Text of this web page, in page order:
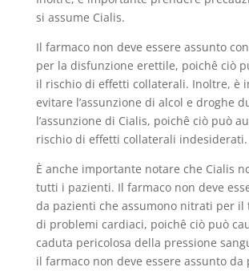
si assume Cialis.
Il farmaco non deve essere assunto
per la disfunzione erettile, poichê ciò
il rischio di effetti collaterali. Inoltre, è
evitare l’assunzione di alcol e droghe
l’assunzione di Cialis, poichê ciò può
rischio di effetti collaterali indesiderati.
È anche importante notare che Cialis
tutti i pazienti. Il farmaco non deve
da pazienti che assumono nitrati per il
di problemi cardiaci, poichê ciò può
caduta pericolosa della pressione
il farmaco non deve essere assunto da